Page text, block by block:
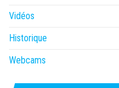
Vidéos
Historique
Webcams